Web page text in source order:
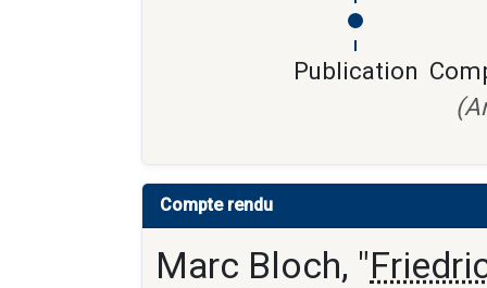
Publication
Compte rendu
Marc Bloch, "